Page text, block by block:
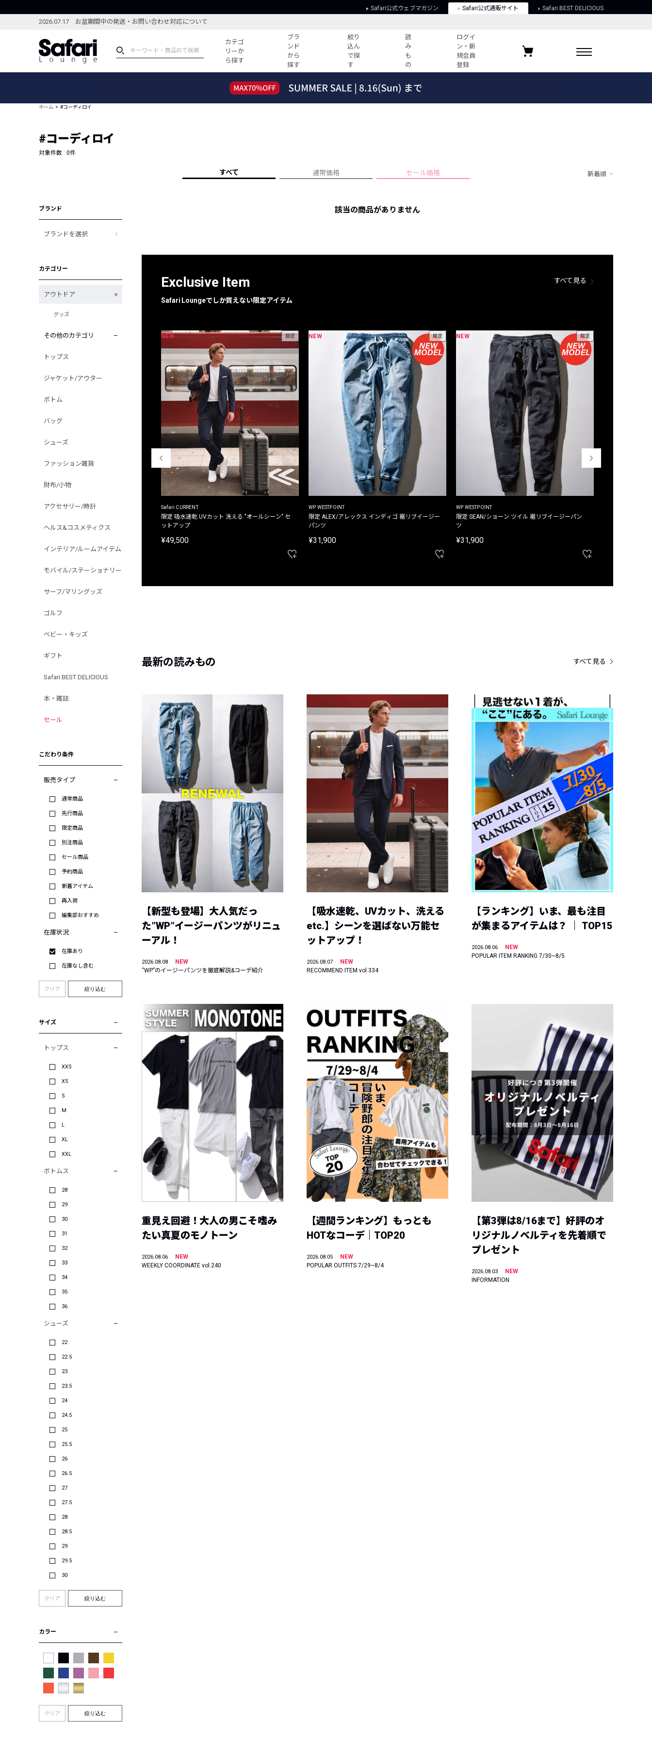
Safari公式ウェブマガジン Safari公式通販サイト Safari BEST DELICIOUS
2026.07.17 お盆期間中の発送・お問い合わせ対応について
カテゴ
リーか
ら探す
ブラ
ンド
から
探す
絞り
込ん
で探
す
読
み
も
の
ログイ
ン・新
規会員
登録
ブランドから探す
新着アイテム
編集部のおすすめアイテム
すべての記事
人気記事ランキング
フォーカスブランド
プライバシーポリシー
お気に入りブランド
ホーム #コーディロイ
#コーディロイ
対象件数 : 0件
すべて 通常価格 セール価格 新着順
ブランド
ブランドを選択
カテゴリー
アウトドア
グッズ
その他のカテゴリ
トップス
ジャケット/アウター
ボトム
バッグ
シューズ
ファッション雑貨
財布/小物
アクセサリー/時計
ヘルス&コスメティクス
インテリア/ルームアイテム
モバイル/ステーショナリー
サーフ/マリングッズ
ゴルフ
ベビー・キッズ
ギフト
Safari BEST DELICIOUS
本・雑誌
セール
こだわり条件
販売タイプ
通常商品
先行商品
限定商品
別注商品
セール商品
予約商品
新着アイテム
再入荷
編集部おすすめ
在庫状況
在庫あり
在庫なし含む
クリア 絞り込む
サイズ
トップス
XXS
XS
S
M
L
XL
XXL
ボトムス
28
29
30
31
32
33
34
35
36
シューズ
22
22.5
23
23.5
24
24.5
25
25.5
26
26.5
27
27.5
28
28.5
29
29.5
30
クリア 絞り込む
カラー
クリア 絞り込む
該当の商品がありません
Exclusive Item
Safari Loungeでしか買えない限定アイテム
すべて見る
NEW 限定
Safari CURRENT
限定 吸水速乾 UVカット 洗える "オールシーン" セ
ットアップ
¥49,500
NEW 限定
WP WESTPOINT
限定 ALEX/アレックス インディゴ 裾リブイージー
パンツ
¥31,900
NEW 限定
WP WESTPOINT
限定 SEAN/ショーン ツイル 裾リブイージーパン
ツ
¥31,900
最新の読みもの すべて見る
【新型も登場】大人気だっ
た”WP”イージーパンツがリニュ
ーアル！
2026.08.08
NEW
“WP”のイージーパンツを徹底解説&コーデ紹介
【吸水速乾、UVカット、洗える
etc.】シーンを選ばない万能セ
ットアップ！
2026.08.07
NEW
RECOMMEND ITEM vol.334
【ランキング】いま、最も注目
が集まるアイテムは？ ｜ TOP15
2026.08.06
NEW
POPULAR ITEM RANKING 7/30~8/5
重見え回避！大人の男こそ嗜み
たい真夏のモノトーン
2026.08.06
NEW
WEEKLY COORDINATE vol.240
【週間ランキング】もっとも
HOTなコーデ｜TOP20
2026.08.05
NEW
POPULAR OUTFITS 7/29~8/4
【第3弾は8/16まで】好評のオ
リジナルノベルティを先着順で
プレゼント
2026.08.03
NEW
INFORMATION